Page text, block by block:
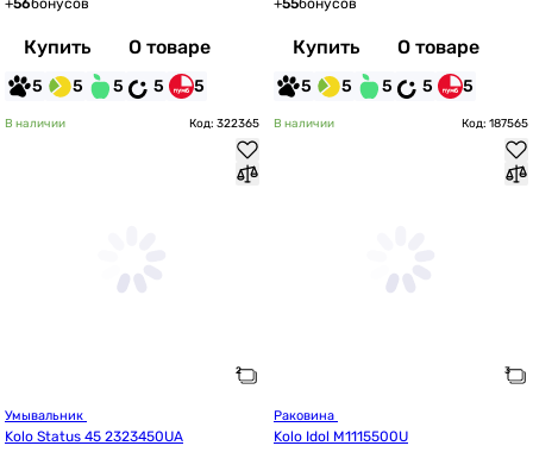
+56бонусов
Купить О товаре
5 5 5 5 5
+55бонусов
Купить О товаре
5 5 5 5 5
В наличии Код: 322365
Kolo Status 45 2323450UA
В наличии Код: 187565
Kolo Idol M1115500U